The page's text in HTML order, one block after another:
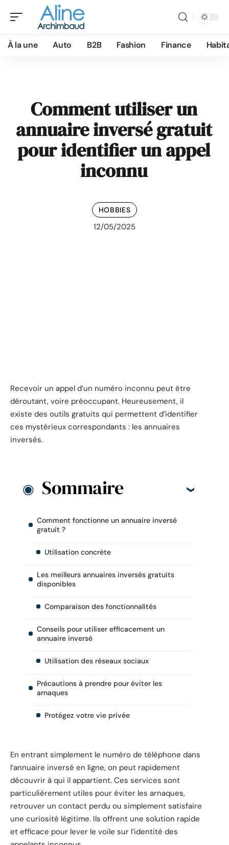
À la une Auto B2B Fashion Finance
Comment utiliser un
annuaire inversé gratuit
pour identifier un appel
inconnu
HOBBIES
12/05/2025
Recevoir un appel d’un numéro inconnu peut être
déroutant, voire préoccupant. Heureusement, il
existe des outils gratuits qui permettent d’identifier
ces mystérieux correspondants : les annuaires
inversés.
Sommaire
Comment fonctionne un annuaire inversé
gratuit ?
Utilisation concrète
Les meilleurs annuaires inversés gratuits
disponibles
Comparaison des fonctionnalités
Conseils pour utiliser efficacement un
annuaire inversé
Utilisation des réseaux sociaux
Précautions à prendre pour éviter les
arnaques
Protégez votre vie privée
En entrant simplement le numéro de téléphone dans
l’annuaire inversé en ligne, on peut rapidement
découvrir à qui il appartient. Ces services sont
particulièrement utiles pour éviter les arnaques,
retrouver un contact perdu ou simplement satisfaire
une curiosité légitime. Ils offrent une solution rapide
et efficace pour lever le voile sur l’identité des